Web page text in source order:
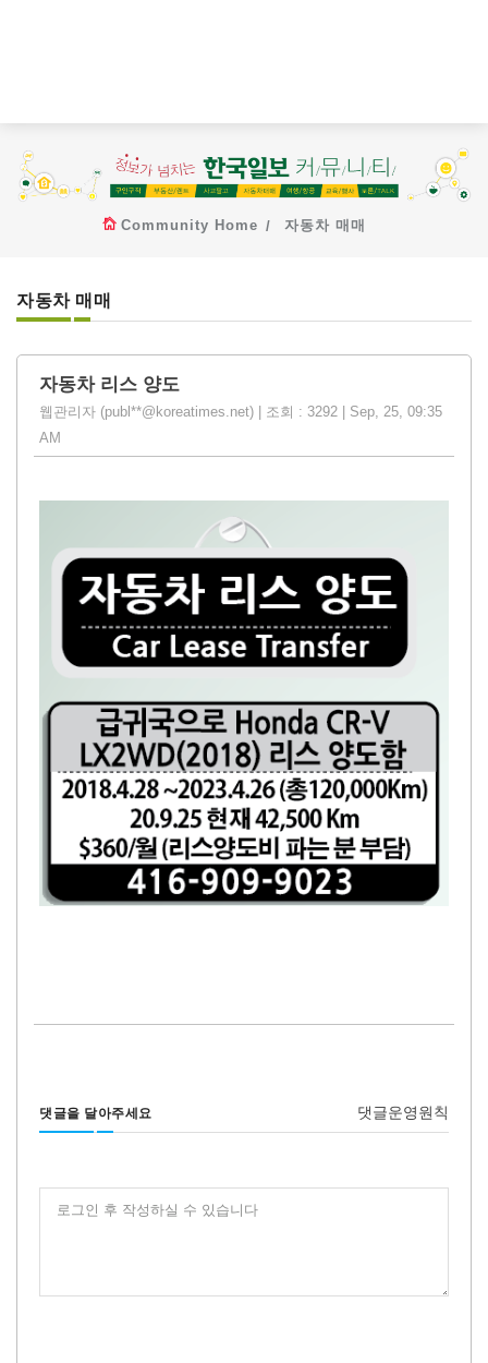
Community Home 자동차 매매
자동차 매매
자동차 리스 양도
웹관리자 (publ**@koreatimes.net) | 조회 : 3292 | Sep, 25, 09:35
AM
댓글을 달아주세요 댓글운영원칙
로그인 후 작성하실 수 있습니다